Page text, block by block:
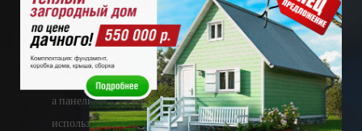
конструкционной теплоизоляционной панели (КТП
или SIP) для основных элементов здания: стен,
перекрытий и кровельных конструкций. Необходимо
отметить, что данная технология — это не каркасное,
а панельное домостроение, т. е. при строительстве не
используется отдельно возводимый каркас здания.